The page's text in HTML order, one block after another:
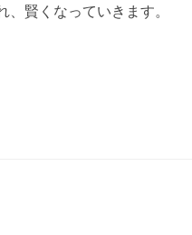
賢くなっていきます。